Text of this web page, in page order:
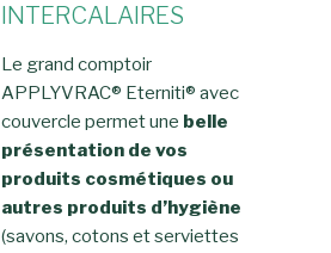
INTERCALAIRES
Le grand comptoir
APPLYVRAC® Eterniti® avec
couvercle permet une belle
présentation de vos
produits cosmétiques ou
autres produits d’hygiène
(savons, cotons et serviettes